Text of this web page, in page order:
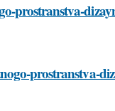
prostranstva-
prostranstva-